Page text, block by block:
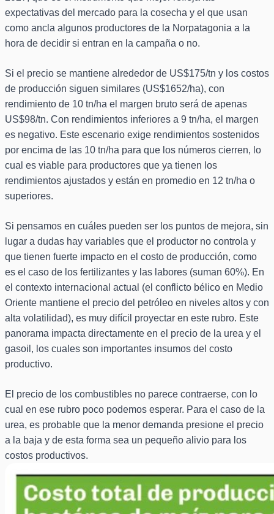
expectativas del mercado para la cosecha y el que usan
como ancla algunos productores de la Norpatagonia a la
hora de decidir si entran en la campaña o no.
Si el precio se mantiene alrededor de US$175/tn y los costos
de producción siguen similares (US$1652/ha), con
rendimiento de 10 tn/ha el margen bruto será de apenas
US$98/tn. Con rendimientos inferiores a 9 tn/ha, el margen
es negativo. Este escenario exige rendimientos sostenidos
por encima de las 10 tn/ha para que los números cierren, lo
cual es viable para productores que ya tienen los
rendimientos ajustados y están en promedio en 12 tn/ha o
superiores.
Si pensamos en cuáles pueden ser los puntos de mejora, sin
lugar a dudas hay variables que el productor no controla y
que tienen fuerte impacto en el costo de producción, como
es el caso de los fertilizantes y las labores (suman 60%). En
el contexto internacional actual (el conflicto bélico en Medio
Oriente mantiene el precio del petróleo en niveles altos y con
alta volatilidad), es muy difícil proyectar en este rubro. Este
panorama impacta directamente en el precio de la urea y el
gasoil, los cuales son importantes insumos del costo
productivo.
El precio de los combustibles no parece contraerse, con lo
cual en ese rubro poco podemos esperar. Para el caso de la
urea, es probable que la menor demanda presione el precio
a la baja y de esta forma sea un pequeño alivio para los
costos productivos.